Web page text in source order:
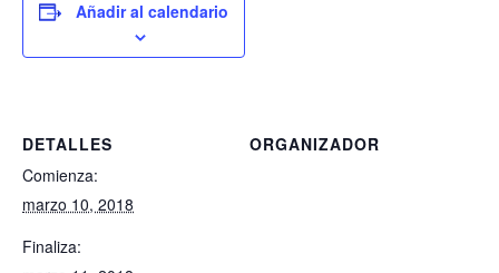
Añadir al calendario
DETALLES
Comienza:
marzo 10, 2018
Finaliza:
ORGANIZADOR